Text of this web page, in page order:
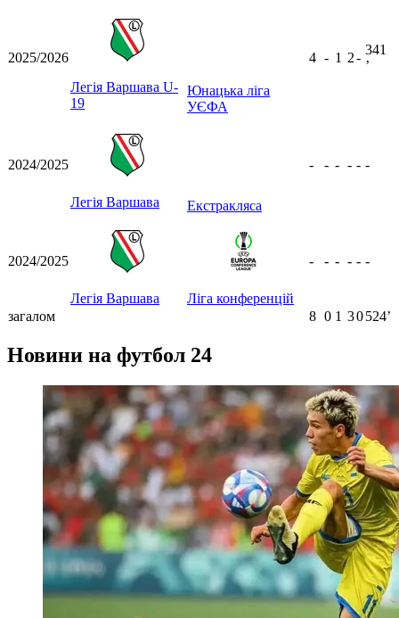
2025/2026
Легія Варшава U-
19
Юнацька ліга
УЄФА
4 - 1 2-
341
ʼ
2024/2025
Легія Варшава Екстракляса
- - - - - -
2024/2025
Легія Варшава Ліга конференцій
- - - - - -
загалом 8 0 1 30524ʼ
Новини на футбол 24